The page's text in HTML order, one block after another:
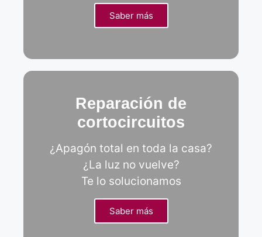
Saber más
Reparación de
cortocircuitos
¿Apagón total en toda la casa?
¿La luz no vuelve?
Te lo solucionamos
Saber más